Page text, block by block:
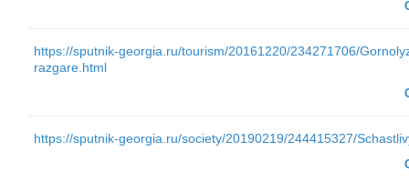
https://sputnik-georgia.ru/tourism/20161220/234271706/
razgare.html
https://sputnik-georgia.ru/society/20190219/244415327/